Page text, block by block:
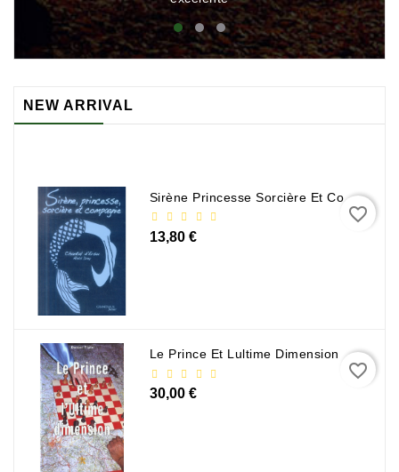
NEW ARRIVAL
Sirène Princesse Sorcière Et Compagnie
13,80 €
favorite_border
Le Prince Et Lultime Dimension
30,00 €
favorite_border